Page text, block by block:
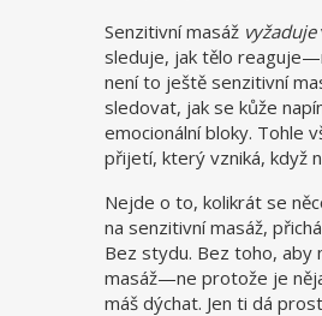
Senzitivní masáž vyžaduje
sleduje, jak tělo
není to ještě senzitivní
sledovat, jak se kůže
emocionální bloky. Tohle
přijetí, který vzniká, když
Nejde o to, kolikrát se
na senzitivní masáž,
Bez stydu. Bez toho, aby
masáž—ne protože je
máš dýchat. Jen ti dá